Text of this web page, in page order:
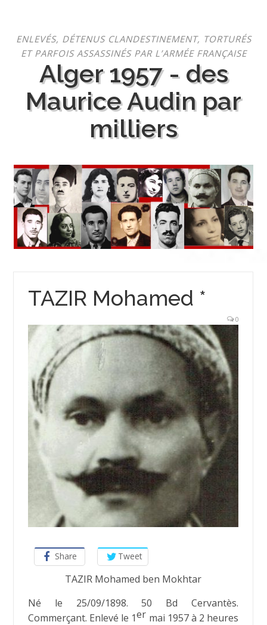
contenu
ENLEVÉS, DÉTENUS CLANDESTINEMENT, TORTURÉS
ET PARFOIS ASSASSINÉS PAR L’ARMÉE FRANÇAISE
Alger 1957 - des
Maurice Audin par
milliers
TAZIR Mohamed *
0
Share Tweet
TAZIR Mohamed ben Mokhtar
Né le 25/09/1898. 50 Bd Cervantès.
Commerçant. Enlevé le 1er mai 1957 à 2 heures